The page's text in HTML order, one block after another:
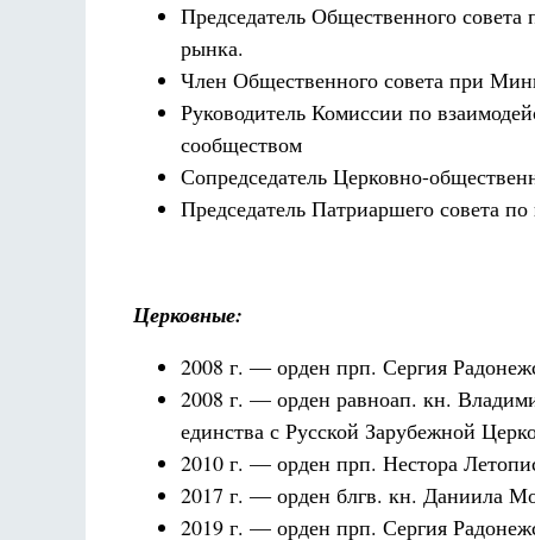
Председатель Общественного
рынка.
Член Общественного совета при
Руководитель Комиссии по
сообществом
Сопредседатель Церковно-
Председатель Патриаршего совета по
Церковные:
2008 г. ― орден прп. Сергия
2008 г. — орден равноап. кн.
единства с Русской Зарубежной
2010 г. — орден прп. Нестора
2017 г. ― орден блгв. кн. Даниила
2019 г. — орден прп. Сергия